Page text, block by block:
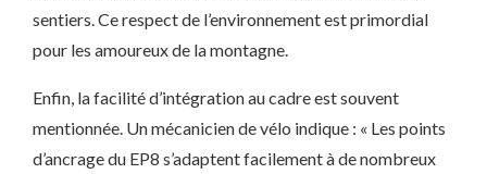
sentiers. Ce respect de l’environnement est primordial
pour les amoureux de la montagne.
Enfin, la facilité d’intégration au cadre est souvent
mentionnée. Un mécanicien de vélo indique : « Les points
d’ancrage du EP8 s’adaptent facilement à de nombreux